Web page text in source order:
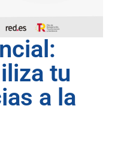
tu
a la